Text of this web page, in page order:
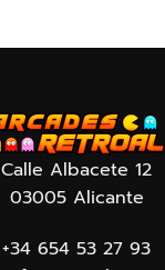
Calle Albacete 12
03005 Alicante
+34 654 53 27 93